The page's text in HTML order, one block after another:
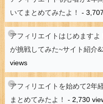
いてまとめてみたよ！
-
アフィリエイトはじめます
が挑戦してみた~サイト紹介
views
アフィリエイトを始めて2年
まとめてみたよ！
- 2,730